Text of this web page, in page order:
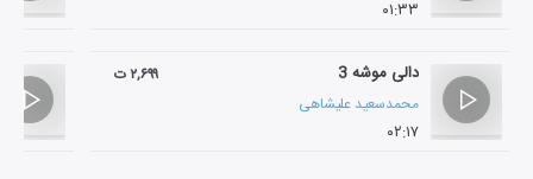
۰۱:۳۳
دالی موشه 3
محمدسعید علیشاهی
۰۲:۱۷
۲,۶۹۹ ت